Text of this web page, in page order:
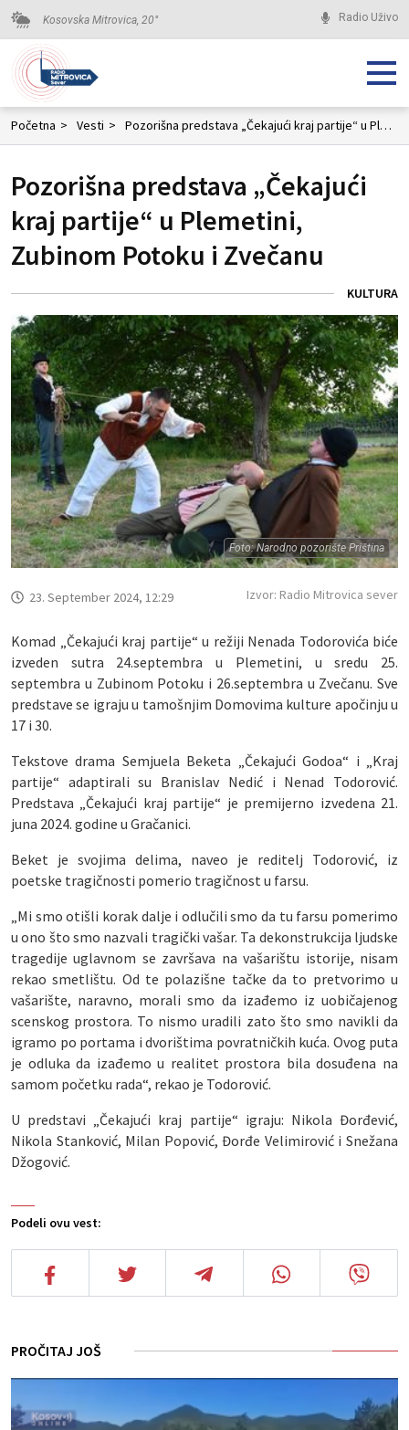
Kosovska Mitrovica, 20° Radio Uživo
Početna > Vesti > Pozorišna predstava „Čekajući kraj partije“ u Plemetini, Zubinom Potoku i Zvečanu
Pozorišna predstava „Čekajući
kraj partije“ u Plemetini,
Zubinom Potoku i Zvečanu
KULTURA
Foto: Narodno pozorište Priština
Podeli ovu vest:
23. September 2024, 12:29 Izvor: Radio Mitrovica sever
Komad „Čekajući kraj partije“ u režiji Nenada Todorovića biće
izveden sutra 24.septembra u Plemetini, u sredu 25.
septembra u Zubinom Potoku i 26.septembra u Zvečanu. Sve
predstave se igraju u tamošnjim Domovima kulture apočinju u
17 i 30.
Tekstove drama Semjuela Beketa „Čekajući Godoa“ i „Kraj
partije“ adaptirali su Branislav Nedić i Nenad Todorović.
Predstava „Čekajući kraj partije“ je premijerno izvedena 21.
juna 2024. godine u Gračanici.
Beket je svojima delima, naveo je reditelj Todorović, iz
poetske tragičnosti pomerio tragičnost u farsu.
„Mi smo otišli korak dalje i odlučili smo da tu farsu pomerimo
u ono što smo nazvali tragički vašar. Ta dekonstrukcija ljudske
tragedije uglavnom se završava na vašarištu istorije, nisam
rekao smetlištu. Od te polazišne tačke da to pretvorimo u
vašarište, naravno, morali smo da izađemo iz uobičajenog
scenskog prostora. To nismo uradili zato što smo navikli da
igramo po portama i dvorištima povratničkih kuća. Ovog puta
je odluka da izađemo u realitet prostora bila dosuđena na
samom početku rada“, rekao je Todorović.
U predstavi „Čekajući kraj partije“ igraju: Nikola Đorđević,
Nikola Stanković, Milan Popović, Đorđe Velimirović i Snežana
Džogović.
PROČITAJ JOŠ